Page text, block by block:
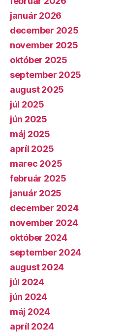
január 2026
december 2025
november 2025
október 2025
september 2025
august 2025
júl 2025
jún 2025
máj 2025
apríl 2025
marec 2025
február 2025
január 2025
december 2024
november 2024
október 2024
september 2024
august 2024
júl 2024
jún 2024
máj 2024
apríl 2024